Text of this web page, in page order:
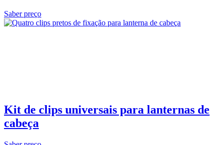
Saber preço
Kit de clips universais para lanternas de
cabeça